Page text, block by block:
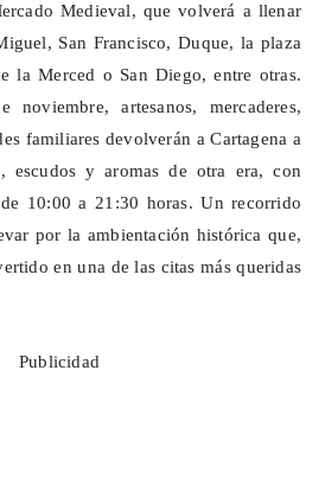
Medieval, que volverá a llenar
San Francisco, Duque, la plaza
la Merced o San Diego, entre otras.
artesanos, mercaderes,
familiares devolverán a Cartagena a
escudos y aromas de otra era, con
10:00 a 21:30 horas. Un recorrido
por la ambientación histórica que,
en una de las citas más queridas
Publicidad